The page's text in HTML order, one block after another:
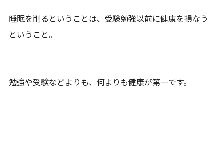
睡眠を削るということは、受験勉強以前に健康を損なう
ということ。
勉強や受験などよりも、何よりも健康が第一です。